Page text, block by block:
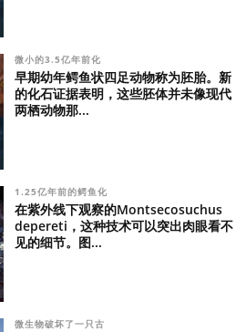
微小的3.5亿年前化
早期幼年鳄鱼状四足动物称为胚胎。新
的化石证据表明，这些胚体并未像现代
两栖动物那...
1.25亿年前的鳄鱼化
在紫外线下观察的Montsecosuchus
depereti，这种技术可以突出肉眼看不
见的细节。图...
微生物破坏了一只古